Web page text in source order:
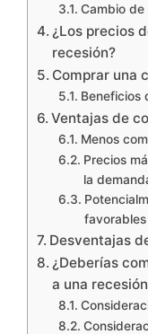
Cambio
¿Los precios
recesión?
Comprar una
Beneficios
Ventajas de
Menos
Precios
la
favorables
Desventajas
¿Deberías
a una